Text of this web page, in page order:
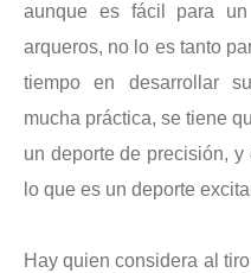
aunque es fácil para
arqueros, no lo es tanto
tiempo en desarrollar
mucha práctica, se tiene
un deporte de precisión,
lo que es un deporte
Hay quien considera al